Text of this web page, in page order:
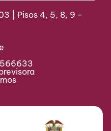
| Pisos 4, 5, 8, 9 -